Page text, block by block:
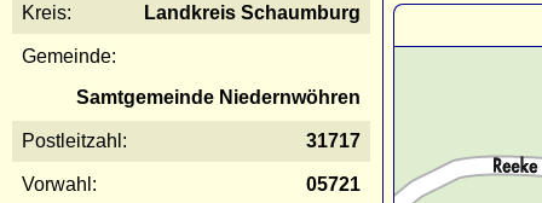
Kreis: Landkreis Schaumburg
Gemeinde:
Samtgemeinde Niedernwöhren
Postleitzahl: 31717
Vorwahl: 05721